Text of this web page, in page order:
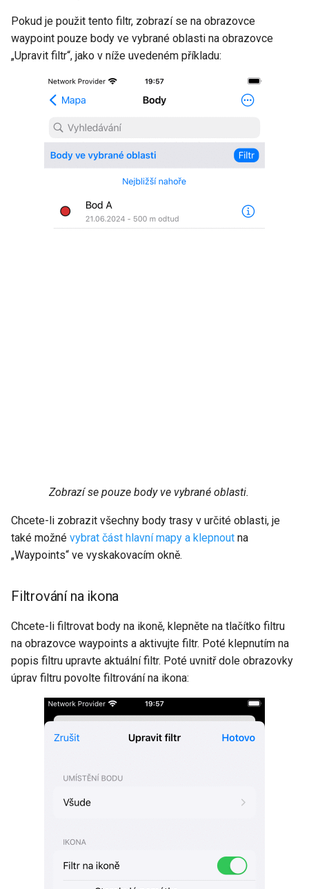
Pokud je použit tento filtr, zobrazí se na obrazovce
waypoint pouze body ve vybrané oblasti na obrazovce
„Upravit filtr“, jako v níže uvedeném příkladu:
Zobrazí se pouze body ve vybrané oblasti.
Chcete-li zobrazit všechny body trasy v určité oblasti, je
také možné vybrat část hlavní mapy a klepnout na
„Waypoints“ ve vyskakovacím okně.
Filtrování na ikona
Chcete-li filtrovat body na ikoně, klepněte na tlačítko filtru
na obrazovce waypoints a aktivujte filtr. Poté klepnutím na
popis filtru upravte aktuální filtr. Poté uvnitř dole obrazovky
úprav filtru povolte filtrování na ikona: